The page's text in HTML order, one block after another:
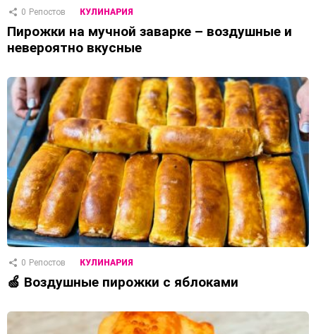
0 Репостов КУЛИНАРИЯ
Пирожки на мучной заварке – воздушные и
невероятно вкусные
0 Репостов КУЛИНАРИЯ
🍏 Воздушные пирожки с яблоками